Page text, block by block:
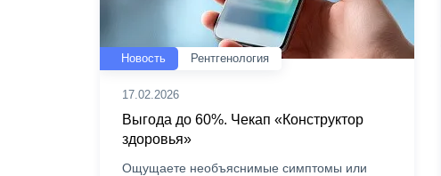
Новость Рентгенология
17.02.2026
Выгода до 60%. Чекап «Конструктор
здоровья»
Ощущаете необъяснимые симптомы или